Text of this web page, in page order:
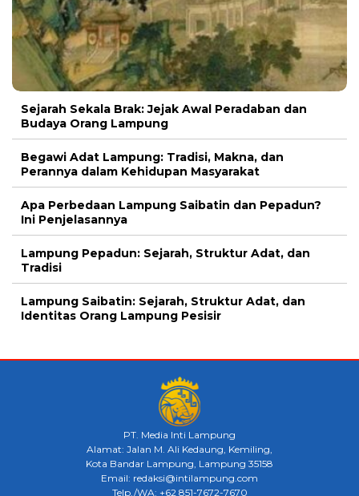
Sejarah Sekala Brak: Jejak Awal Peradaban dan
Budaya Orang Lampung
Begawi Adat Lampung: Tradisi, Makna, dan
Perannya dalam Kehidupan Masyarakat
Apa Perbedaan Lampung Saibatin dan Pepadun?
Ini Penjelasannya
Lampung Pepadun: Sejarah, Struktur Adat, dan
Tradisi
Lampung Saibatin: Sejarah, Struktur Adat, dan
Identitas Orang Lampung Pesisir
PT. Media Inti Lampung
Alamat: Jalan M. Ali Kedaung, Kemiling,
Kota Bandar Lampung, Lampung 35158
Email: redaksi@intilampung.com
Telp./WA: +62 851-7672-7670